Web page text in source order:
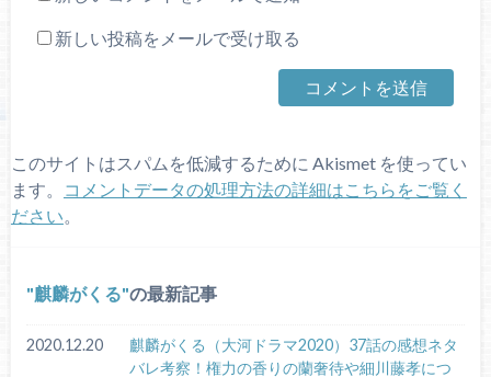
新しい投稿をメールで受け取る
このサイトはスパムを低減するために Akismet を使ってい
ます。
コメントデータの処理方法の詳細はこちらをご覧く
ださい
麒麟がくる の最新記事
2020.12.20
麒麟がくる（大河ドラマ2020）37話の感想ネタ
バレ考察！権力の香りの蘭奢待や細川藤孝につ